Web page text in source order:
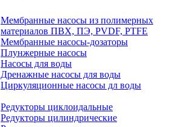
Мембранные насосы из полимерных
материалов ПВХ, ПЭ, PVDF, PTFE
Мембранные насосы-дозаторы
Плунжерные насосы
Насосы для воды
Дренажные насосы для воды
Циркуляционные насосы дл воды
Редукторы циклоидальные
Редукторы цилиндрические